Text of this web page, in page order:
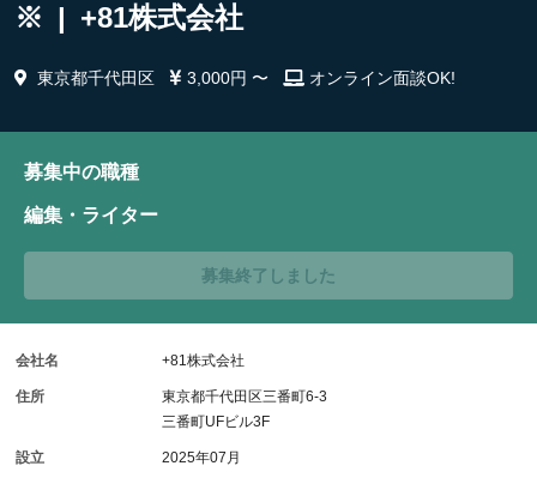
※ | +81株式会社
東京都千代田区 3,000円 〜 オンライン面談OK!
募集中の職種
編集・ライター
募集終了しました
会社名 +81株式会社
住所
東京都千代田区三番町6-3
三番町UFビル3F
設立 2025年07月